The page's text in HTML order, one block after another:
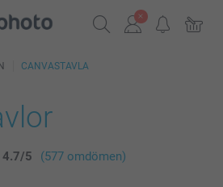
CANVASTAVLA
4.7/5 (577 omdömen)